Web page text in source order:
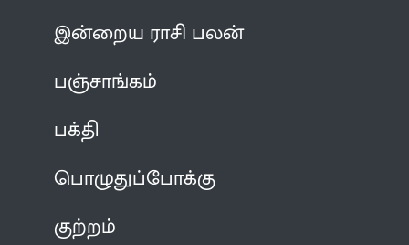
இன்றைய ராசி பலன்
பஞ்சாங்கம்
பக்தி
பொழுதுப்போக்கு
குற்றம்